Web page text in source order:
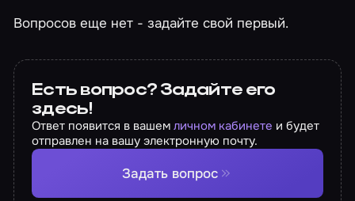
Вопросов еще нет - задайте свой первый.
Есть вопрос? Задайте его
здесь!
Ответ появится в вашемличном кабинете и будет
отправлен на вашу электронную почту.
Задать вопрос